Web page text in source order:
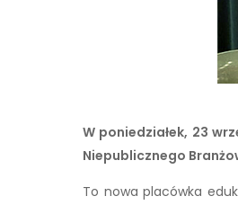
W poniedziałek, 23
Niepublicznego
To nowa placówka